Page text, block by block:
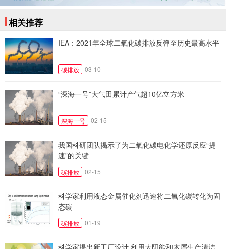
相关推荐
IEA：2021年全球二氧化碳排放反弹至历史最高水平
碳排放 03-10
“深海一号”大气田累计产气超10亿立方米
深海一号 02-15
我国科研团队揭示了为二氧化碳电化学还原反应“提
速”的关键
碳排放 02-15
科学家利用液态金属催化剂迅速将二氧化碳转化为固
态碳
碳排放 01-19